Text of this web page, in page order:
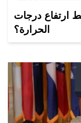
ارتفاع درجات
الحرارة؟